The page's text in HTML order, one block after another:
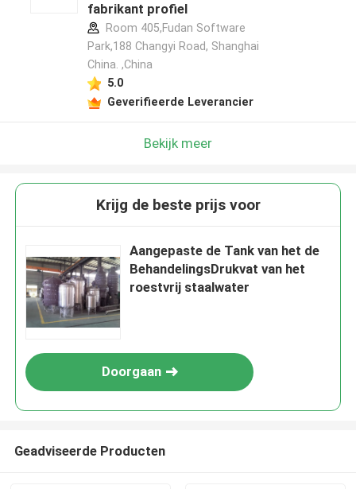
fabrikant profiel
Room 405,Fudan Software
Park,188 Changyi Road, Shanghai
China. ,China
5.0
Geverifieerde Leverancier
Bekijk meer
Krijg de beste prijs voor
Aangepaste de Tank van het de
BehandelingsDrukvat van het
roestvrij staalwater
Doorgaan
Geadviseerde Producten